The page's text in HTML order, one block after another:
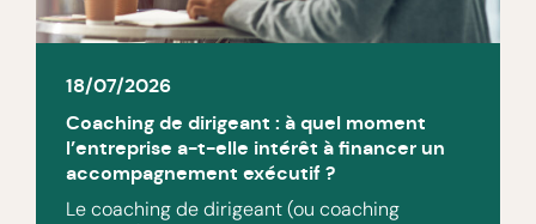
18/07/2026
Coaching de dirigeant : à quel moment
l’entreprise a-t-elle intérêt à financer un
accompagnement exécutif ?
Le coaching de dirigeant (ou coaching